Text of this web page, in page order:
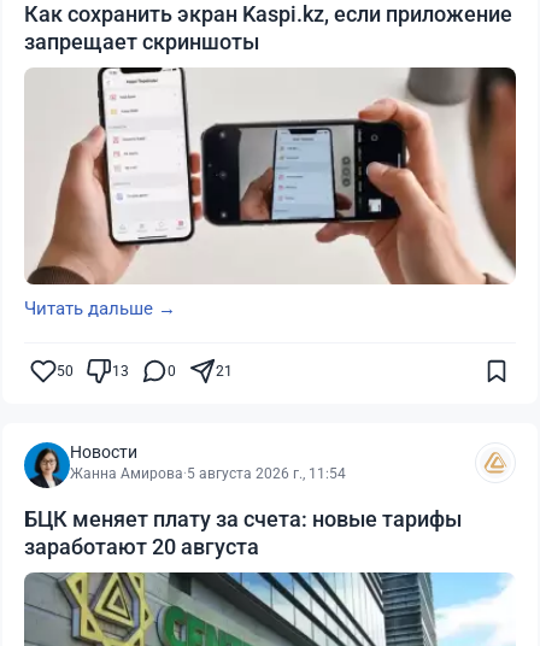
Как сохранить экран Kaspi.kz, если приложение
запрещает скриншоты
Читать дальше →
50 13 0 21
Новости
Жанна Амирова·5 августа 2026 г., 11:54
БЦК меняет плату за счета: новые тарифы
заработают 20 августа